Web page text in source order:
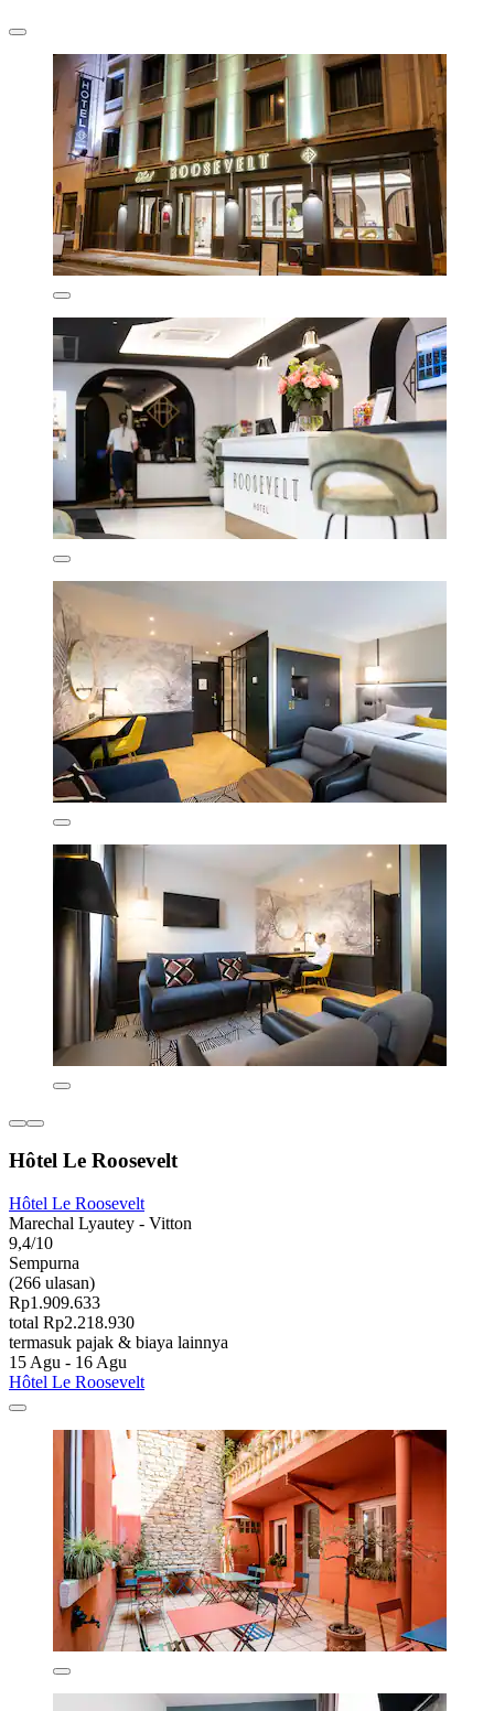
Hôtel Le Roosevelt
Hôtel Le Roosevelt
Marechal Lyautey - Vitton
9,4/10
Sempurna
(266 ulasan)
Rp1.909.633
total Rp2.218.930
termasuk pajak & biaya lainnya
15 Agu - 16 Agu
Hôtel Le Roosevelt